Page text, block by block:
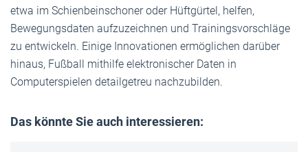
etwa im Schienbeinschoner oder Hüftgürtel, helfen,
Bewegungsdaten aufzuzeichnen und Trainingsvorschläge
zu entwickeln. Einige Innovationen ermöglichen darüber
hinaus, Fußball mithilfe elektronischer Daten in
Computerspielen detailgetreu nachzubilden.
Das könnte Sie auch interessieren: